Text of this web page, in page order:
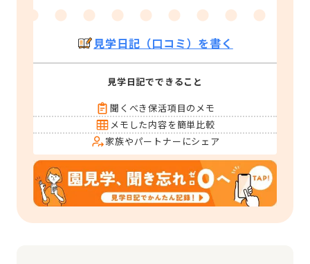
見学日記（口コミ）を書く
見学日記でできること
聞くべき保活項目のメモ
メモした内容を簡単比較
家族やパートナーにシェア